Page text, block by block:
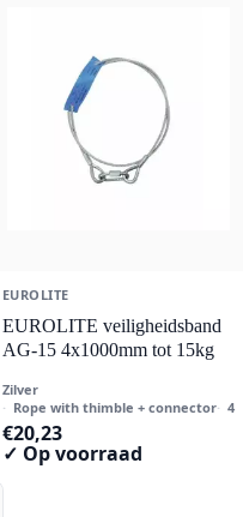
EUROLITE
EUROLITE veiligheidsband
AG-15 4x1000mm tot 15kg
Zilver
Rope with thimble + connector 4
€20,23
✓ Op voorraad